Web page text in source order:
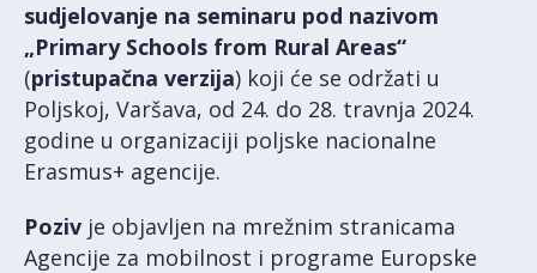
sudjelovanje na seminaru pod nazivom
„Primary Schools from Rural Areas“
(pristupačna verzija) koji će se održati u
Poljskoj, Varšava, od 24. do 28. travnja 2024.
godine u organizaciji poljske nacionalne
Erasmus+ agencije.
Poziv je objavljen na mrežnim stranicama
Agencije za mobilnost i programe Europske